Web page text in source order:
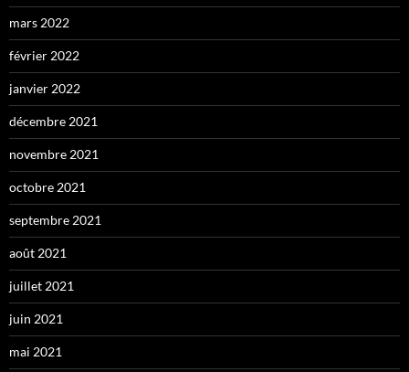
mars 2022
février 2022
janvier 2022
décembre 2021
novembre 2021
octobre 2021
septembre 2021
août 2021
juillet 2021
juin 2021
mai 2021